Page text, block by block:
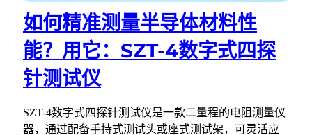
如何精准测量半导体材料性
能？用它：SZT-4数字式四探
针测试仪
SZT-4数字式四探针测试仪是一款二量程的电阻测量仪
器，通过配备手持式测试头或座式测试架，可灵活应